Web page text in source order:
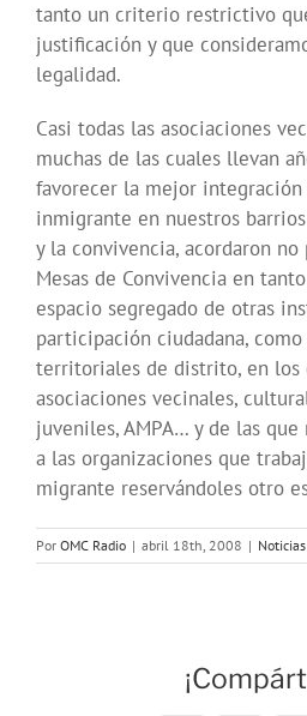
tanto un criterio restrictivo
justificación y que
legalidad.
Casi todas las asociaciones
muchas de las cuales llevan
favorecer la mejor
inmigrante en nuestros
y la convivencia, acordaron
Mesas de Convivencia en
espacio segregado de otras
participación ciudadana,
territoriales de distrito, en los
asociaciones vecinales,
juveniles, AMPA… y de las
a las organizaciones que
migrante reservándoles otro
Por OMC Radio | abril 18th, 2008 | Noticias